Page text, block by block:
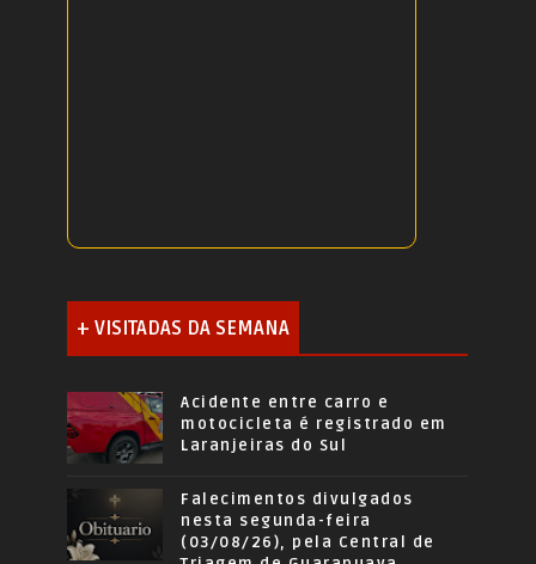
+ VISITADAS DA SEMANA
Acidente entre carro e
motocicleta é registrado em
Laranjeiras do Sul
Falecimentos divulgados
nesta segunda-feira
(03/08/26), pela Central de